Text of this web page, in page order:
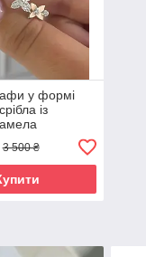
у формі
із
3 500 ₴